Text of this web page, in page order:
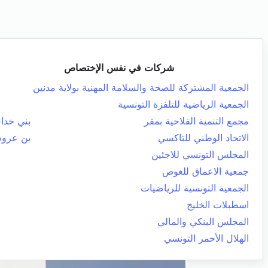
شركات في نفس الإختصاص
الجمعية المشتركة للصحة والسلامة المهنية بولاية مدنين
الجمعية الرياضية للتلفزة التونسية
مجمع التنمية الفلاحية بمقر
بني
الاتحاد الوطني للتاكسي
بن
المجلس التونسي للاجئين
جمعية الاعماق للغوص
الجمعية التونسية للرياضيات
اسطبلات الخليج
المجلس البنكي والمالي
الهلال الأحمر التونسي